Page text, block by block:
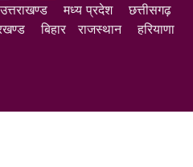
(Twitter)
उत्तराखण्ड मध्य प्रदेश
छत्तीसगढ़
बिहार राजस्थान हरियाणा